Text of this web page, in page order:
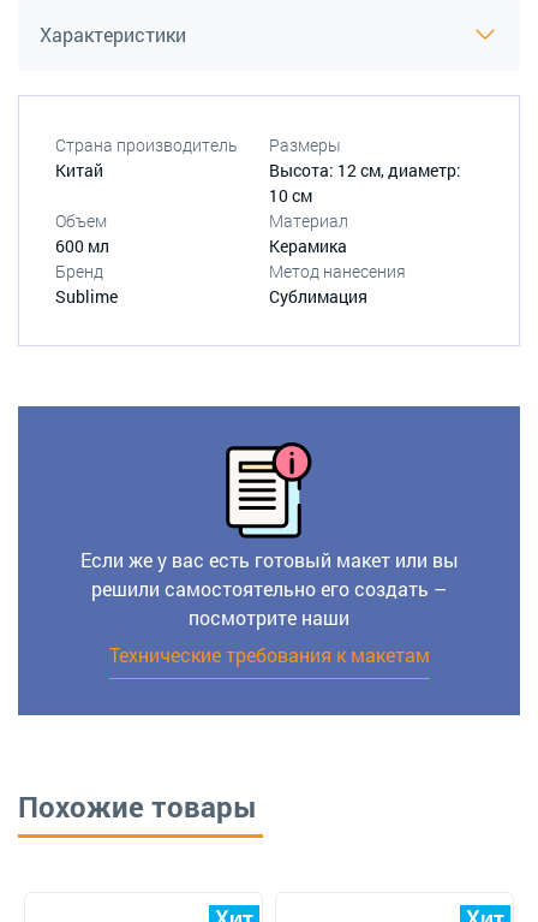
Характеристики
Страна производитель
Китай
Размеры
Высота: 12 см, диаметр:
10 см
Объем
600 мл
Материал
Керамика
Бренд
Sublime
Метод нанесения
Сублимация
Если же у вас есть готовый макет или вы
решили самостоятельно его создать –
посмотрите наши
Технические требования к макетам
Похожие товары